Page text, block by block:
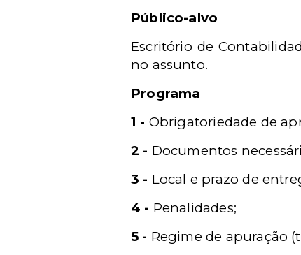
Público-alvo
Escritório de
no assunto.
Programa
1 - Obrigatoriedade de
2 - Documentos
3 - Local e prazo de
4 - Penalidades;
5 - Regime de apuração